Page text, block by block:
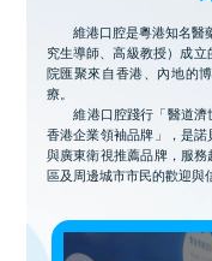
維港口腔是粵港知名醫
究生導師、高級教授）成
院匯聚來自香港、內地的
療。
維港口腔踐行「醫道濟
香港企業領袖品牌」，是
與廣東衛視推薦品牌，服
區及周邊城市市民的歡迎與